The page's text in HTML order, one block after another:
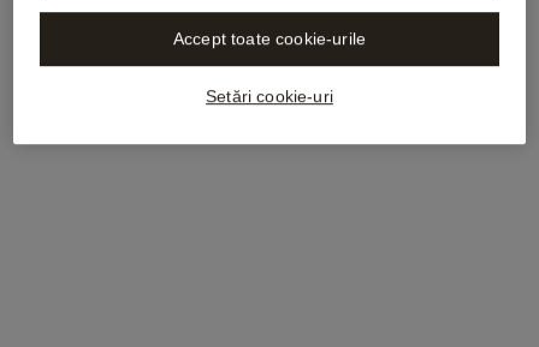
Setări cookie-uri
Accept toate cookie-urile